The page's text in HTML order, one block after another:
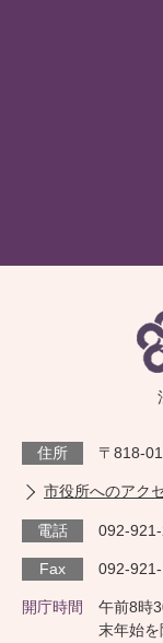
住所 〒818-
市役所へのアク
電話 092-921-
Fax 092-921-
開庁時間
午前8時
末年始を